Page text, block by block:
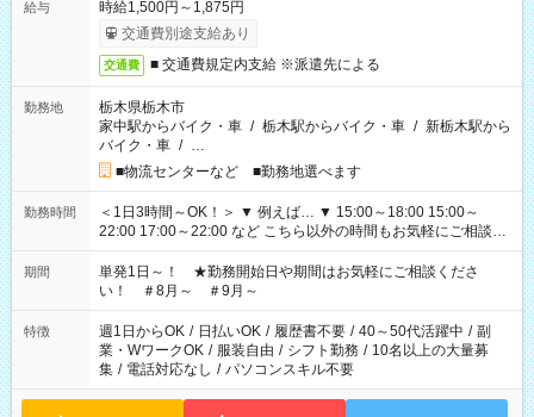
給与
時給1,500円～1,875円
交通費別途支給あり
交通費 ■ 交通費規定内支給 ※派遣先による
勤務地
栃木県栃木市
家中駅からバイク・車 / 栃木駅からバイク・車 / 新栃木駅から
バイク・車 / …
■物流センターなど ■勤務地選べます
勤務時間
＜1日3時間～OK！＞ ▼ 例えば… ▼ 15:00～18:00 15:00～
22:00 17:00～22:00 など こちら以外の時間もお気軽にご相談く
ださい！
期間
単発1日～！ ★勤務開始日や期間はお気軽にご相談くださ
い！ ＃8月～ ＃9月～
特徴 週1日からOK / 日払いOK / 履歴書不要 / 40～50代活躍中 / 副
業・WワークOK / 服装自由 / シフト勤務 / 10名以上の大量募
集 / 電話対応なし / パソコンスキル不要